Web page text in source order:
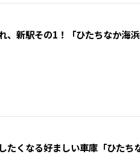
、新駅その1！「ひたちなか海
たくなる好ましい車庫「ひたち